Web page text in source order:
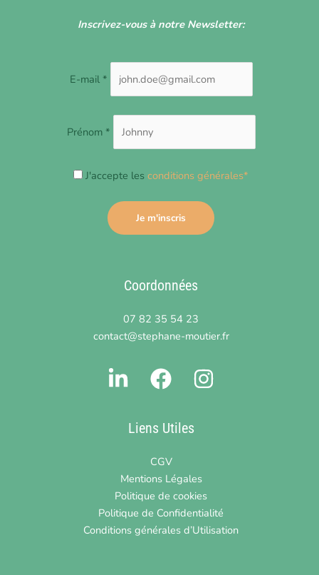
Inscrivez-vous à notre Newsletter:
E-mail *
Prénom *
J'accepte lesconditions générales*
Coordonnées
07 82 35 54 23
contact@stephane-moutier.fr
Liens Utiles
CGV
Mentions Légales
Politique de cookies
Politique de Confidentialité
Conditions générales d’Utilisation